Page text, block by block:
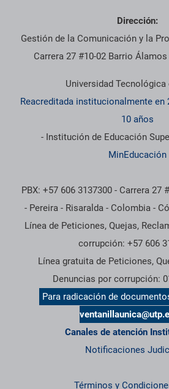
Dirección:
Gestión de la Comunicación y la
Carrera 27 #10-02 Barrio
Universidad Tecnológica
Reacreditada institucionalmente en
10 años
- Institución de Educación
MinEducación
PBX: +57 606 3137300 - Carrera 27
- Pereira - Risaralda - Colombia -
Línea de Peticiones, Quejas,
corrupción: +57 606
Línea gratuita de Peticiones,
Denuncias por corrupción:
Para radicación de
Canales de atención
Notificaciones
Términos y